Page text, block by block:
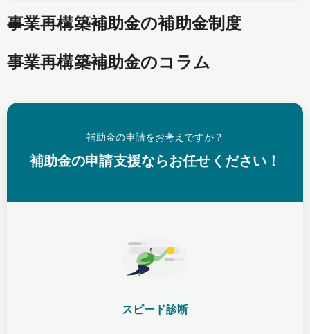
事業再構築補助金の補助金制度
事業再構築補助金のコラム
補助金の申請をお考えですか？
補助金の申請支援ならお任せください！
スピード診断